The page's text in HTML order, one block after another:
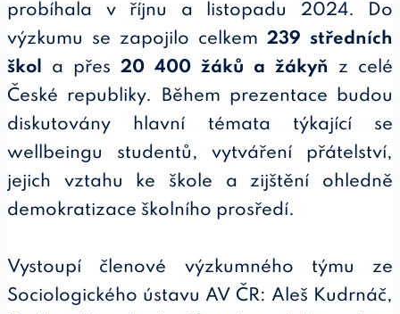
probíhala v říjnu a listopadu 2024. Do
výzkumu se zapojilo celkem 239 středních
škol
a přes 20 400 žáků a žákyň z celé
České republiky. Během prezentace budou
diskutovány hlavní témata týkající se
wellbeingu studentů, vytváření přátelství,
jejich vztahu ke škole a zijštění ohledně
demokratizace školního prosředí.
Vystoupí členové výzkumného týmu ze
Sociologického ústavu AV ČR: Aleš Kudrnáč,